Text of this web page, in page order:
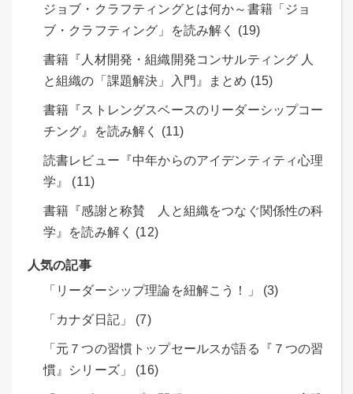
ジョブ・クラフティングとは何か～書籍「ジョ
ブ・クラフティング」を読み解く (19)
書籍『人材開発・組織開発コンサルティング 人
と組織の「課題解決」入門』まとめ (15)
書籍『ストレングスベースのリーダーシップコー
チング』を読み解く (11)
読書レビュー『中年からのアイデンティティ心理
学』 (11)
書籍『感謝と称賛 人と組織をつなぐ関係性の科
学』を読み解く (12)
人気の記事
「リーダーシップ理論を紐解こう！」 (3)
「カナダ日記」 (7)
「元７つの習慣トップセールスが語る『７つの習
慣』シリーズ」 (16)